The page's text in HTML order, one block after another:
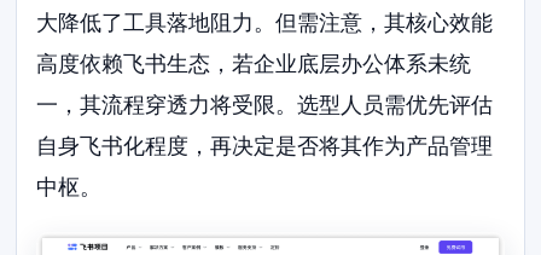
大降低了工具落地阻力。但需注意，其核心效能
高度依赖飞书生态，若企业底层办公体系未统
一，其流程穿透力将受限。选型人员需优先评估
自身飞书化程度，再决定是否将其作为产品管理
中枢。